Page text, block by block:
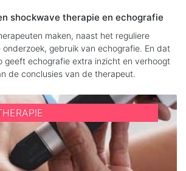
shockwave therapie en echografie
maken, naast het reguliere
gebruik van echografie. En dat
geeft echografie extra inzicht en verhoogt
de conclusies van de therapeut.